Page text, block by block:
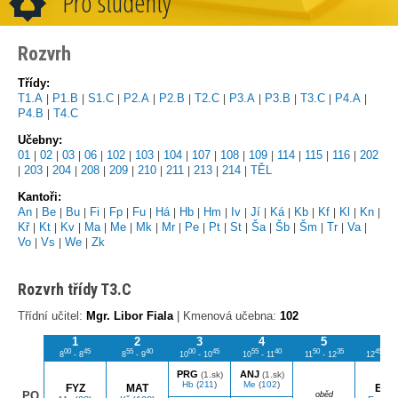
Rozvrh
Třídy:
T1.A
P1.B S1.C P2.A P2.B T2.C P3.A P3.B T3.C P4.A
P4.B
T4.C
Učebny:
01
02 03 06 102 103 104 107 108 109 114 115 116 202
203 204 208 209 210 211 213 214
TĚL
Kantoři:
An
Be Bu Fi Fp Fu Há Hb Hm Iv Jí Ká Kb Kf Kl Kn
Kř Kt Kv Ma Me Mk Mr Pe Pt St Ša Šb Šm Tr Va
Vo Vs We Zk
Rozvrh třídy T3.C
Třídní učitel: Mgr. Libor Fiala| Kmenová učebna: 102
1
800 - 845
2
855 - 940
3
1000 - 1045
4
1055- 1140
5
1150- 1235 1245
FYZ MAT
PRG (1.sk)
Hb (211)
ANJ (1.sk)
Me (102)
oběd EKO